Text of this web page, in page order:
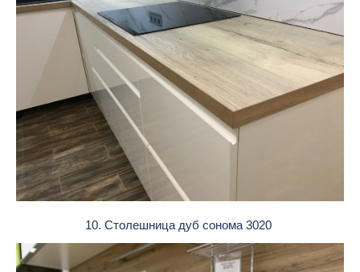
10. Столешница дуб сонома 3020